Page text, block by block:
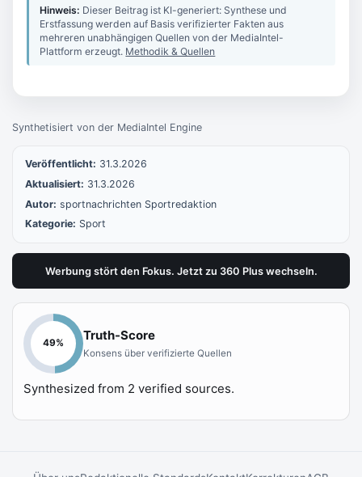
Synthetisiert von der MediaIntel Engine
Veröffentlicht: 31.3.2026
Aktualisiert: 31.3.2026
Autor: sportnachrichten Sportredaktion
Kategorie: Sport
Werbung stört den Fokus. Jetzt zu 360 Plus wechseln.
Hinweis: Dieser Beitrag ist KI-generiert: Synthese und
Erstfassung werden auf Basis verifizierter Fakten aus
mehreren unabhängigen Quellen von der MediaIntel-
Plattform erzeugt. Methodik & Quellen
49%
Truth-Score
Konsens über verifizierte Quellen
Synthesized from 2 verified sources.